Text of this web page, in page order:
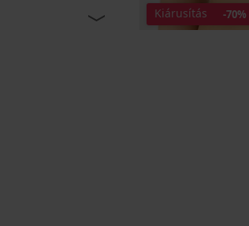
Kiárusítás -70%